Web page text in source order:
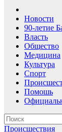
Новости
90-летие
Власть
Общество
Медицина
Культура
Спорт
Помошь
Происшествия